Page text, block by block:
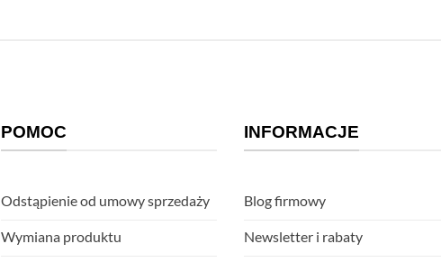
POMOC
Odstąpienie od umowy sprzedaży
Wymiana produktu
INFORMACJE
Blog firmowy
Newsletter i rabaty